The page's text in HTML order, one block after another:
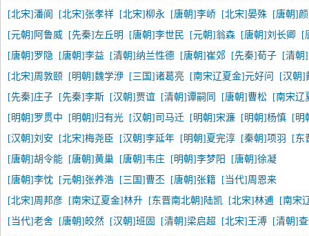
[北宋]潘阆
[北宋]张孝祥 [北宋]柳永 [唐朝]李峤 [北宋]晏殊
[唐朝]
[元朝]阿鲁威
[先秦]左丘明 [唐朝]李世民 [元朝]翁森 [唐朝]刘长卿
[
[唐朝]罗隐
[唐朝]李益 [清朝]纳兰性德 [唐朝]崔郊 [先秦]荀子
[清朝
[北宋]周敦颐
[明朝]魏学洢 [三国]诸葛亮 [南宋辽夏金]元好问
[汉朝]
[先秦]庄子
[先秦]李斯 [汉朝]贾谊 [清朝]谭嗣同 [唐朝]曹松
[南宋辽
[明朝]罗贯中
[明朝]归有光 [汉朝]司马迁 [明朝]宋濂 [明朝]杨慎
[明
[汉朝]刘安
[北宋]梅尧臣 [汉朝]李延年 [明朝]夏完淳 [秦朝]项羽
[东
[唐朝]胡令能
[唐朝]黄巢 [唐朝]韦庄 [明朝]李梦阳
[唐朝]徐凝
[唐朝]李忱
[元朝]张养浩 [三国]曹丕 [唐朝]张籍
[当代]周恩来
[北宋]周邦彦
[南宋辽夏金]林升 [东晋南北朝]陆凯 [北宋]林逋
[南宋
[当代]老舍
[唐朝]皎然 [汉朝]班固 [清朝]梁启超 [北宋]王溥
[清朝]